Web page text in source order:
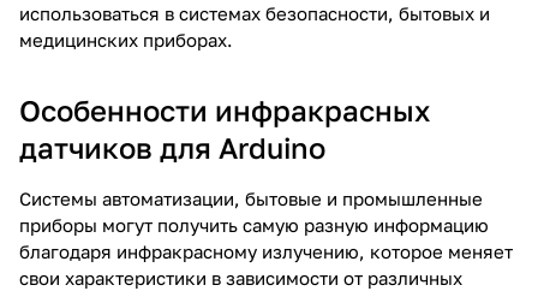
использоваться в системах безопасности, бытовых и
медицинских приборах.
Особенности инфракрасных
датчиков для Arduino
Системы автоматизации, бытовые и промышленные
приборы могут получить самую разную информацию
благодаря инфракрасному излучению, которое меняет
свои характеристики в зависимости от различных